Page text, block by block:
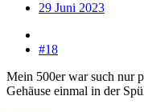
29 Juni 2023
#18
Mein 500er war such nur
Gehäuse einmal in der